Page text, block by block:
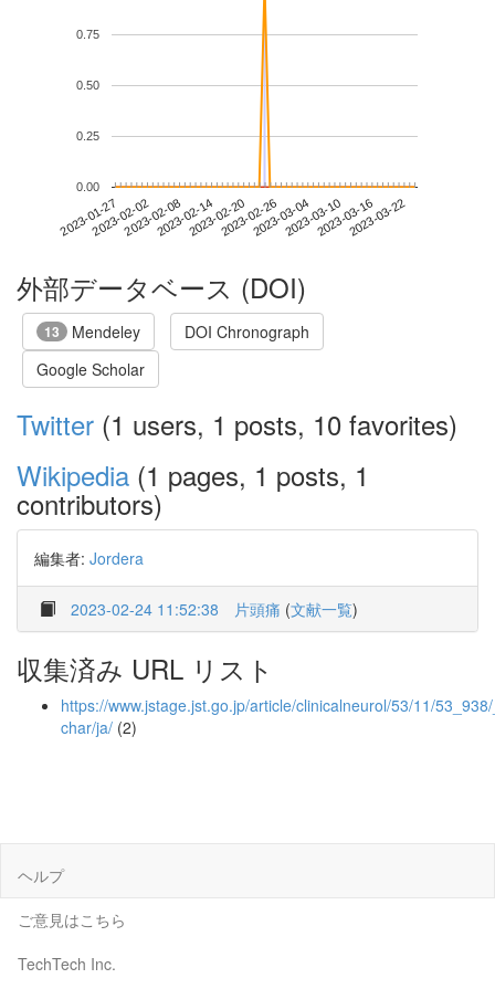
2023-01-272023-02-022023-02-082023-02-142023-02-202023-02-262023-03-042023-03-102023-03-162023-03-22
0.00
0.25
0.50
0.75
外部データベース (DOI)
13 Mendeley
DOI Chronograph
Google Scholar
Twitter (1 users, 1 posts, 10 favorites)
Wikipedia (1 pages, 1 posts, 1
contributors)
編集者: Jordera
2023-02-24 11:52:38 片頭痛 (文献一覧)
収集済み URL リスト
https://www.jstage.jst.go.jp/article/clinicalneurol/53/11/
char/ja/ (2)
ヘルプ
ご意見はこちら
TechTech Inc.